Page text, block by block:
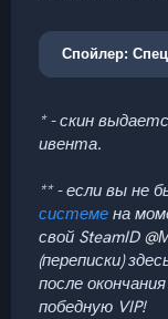
Спойлер:
* - скин
ивента.
** - если вы не
системе на
свой SteamID
(переписки)
после
победную VIP!